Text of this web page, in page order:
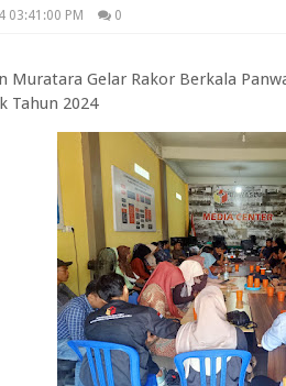
03:41:00 PM 0
Muratara Gelar Rakor Berkala
Tahun 2024